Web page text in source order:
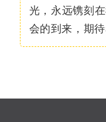
光，永远镌刻
会的到来，期